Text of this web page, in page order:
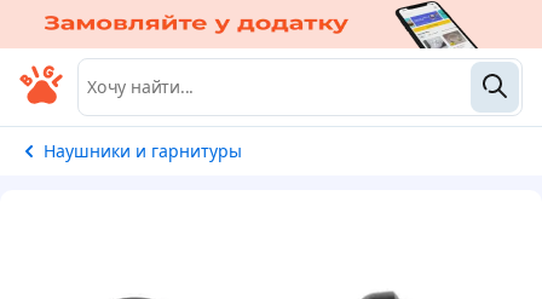
Наушники и гарнитуры